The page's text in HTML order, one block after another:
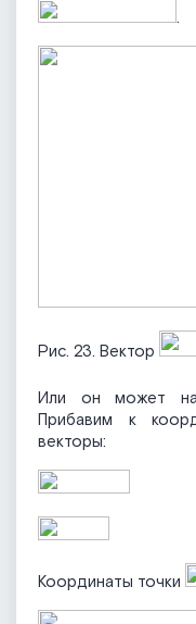
.
Рис. 23. Вектор
Или он может
Прибавим к
векторы:
Координаты точки